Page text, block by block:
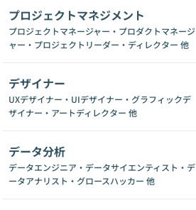
プロジェクトマネジメント
プロジェクトマネージャー・プロダクトマネージ
ャー・プロジェクトリーダー・ディレクター 他
デザイナー
UXデザイナー・UIデザイナー・グラフィックデ
ザイナー・アートディレクター 他
データ分析
データエンジニア・データサイエンティスト・デ
ータアナリスト・グロースハッカー 他